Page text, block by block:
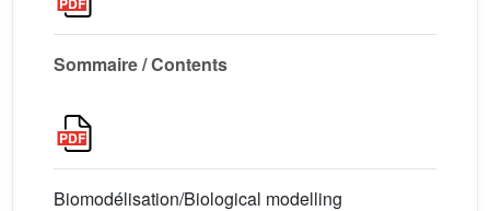
Sommaire / Contents
Biomodélisation/Biological modelling